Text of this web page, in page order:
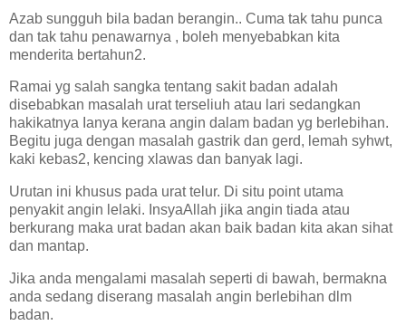
Azab sungguh bila badan berangin.. Cuma tak tahu punca
dan tak tahu penawarnya , boleh menyebabkan kita
menderita bertahun2.
Ramai yg salah sangka tentang sakit badan adalah
disebabkan masalah urat terseliuh atau lari sedangkan
hakikatnya Ianya kerana angin dalam badan yg berlebihan.
Begitu juga dengan masalah gastrik dan gerd, lemah syhwt,
kaki kebas2, kencing xlawas dan banyak lagi.
Urutan ini khusus pada urat telur. Di situ point utama
penyakit angin lelaki. InsyaAllah jika angin tiada atau
berkurang maka urat badan akan baik badan kita akan sihat
dan mantap.
Jika anda mengalami masalah seperti di bawah, bermakna
anda sedang diserang masalah angin berlebihan dlm
badan.